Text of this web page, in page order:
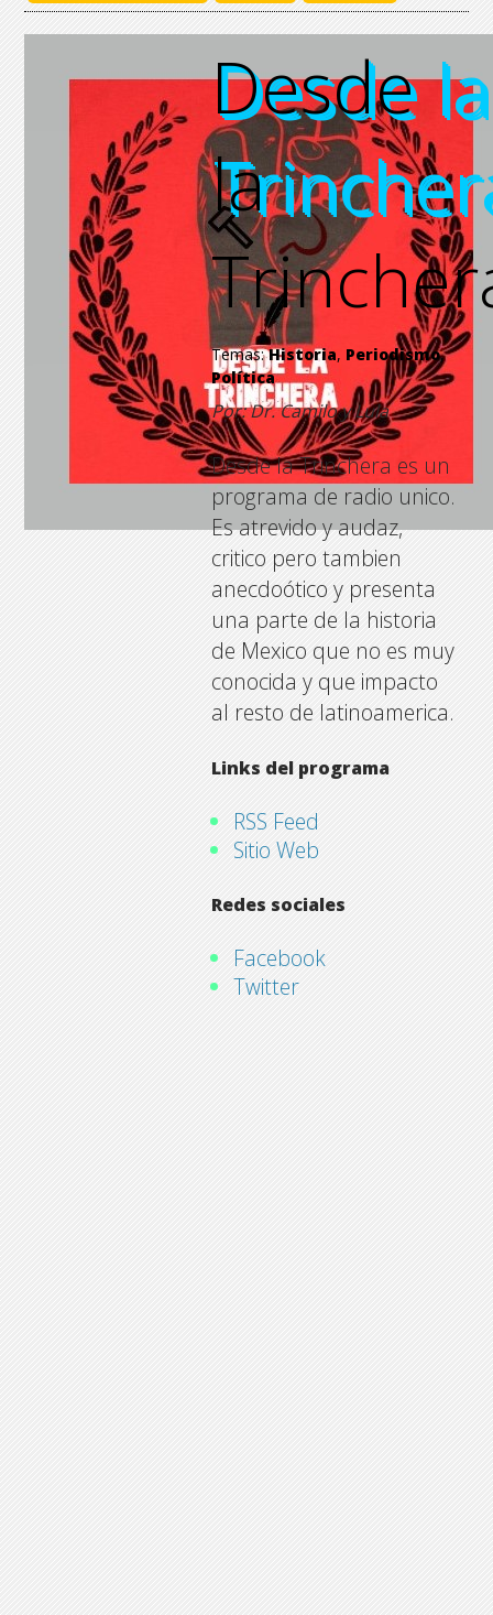
Desde
la
Desde la
Desde la
Desde la
Temas:Historia, Periodismo,
Política
Por: Dr. Camilo y Lula
Desde la Trinchera es un
programa de radio unico.
Es atrevido y audaz,
critico pero tambien
anecdoótico y presenta
una parte de la historia
de Mexico que no es muy
conocida y que impacto
al resto de latinoamerica.
Links del programa
RSS Feed
Sitio Web
Redes sociales
Facebook
Twitter